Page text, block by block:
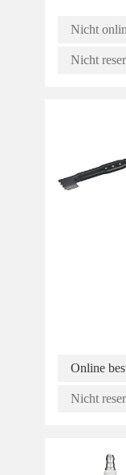
Nicht
Nicht
Online
Nicht